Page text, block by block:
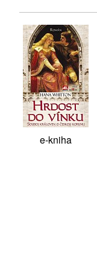
e-kniha